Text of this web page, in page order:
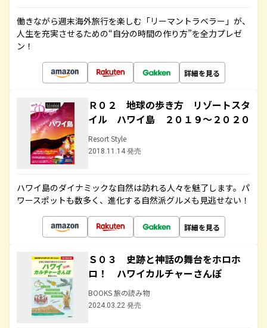
働きながら週末海外旅行を楽しむ「リーマントラベラー」が、
人生を充実させるための“自分の時間の作り方”を全力プレゼ
ン！
詳細を見る
Ｒ０２ 地球の歩き方 リゾートスタ
イル ハワイ島 ２０１９～２０２０
Resort Style
2018.11.14 発売
ハワイ島のダイナミックな自然は訪れる人々を魅了します。パ
ワースポットも数多く、進化する自然派グルメも見逃せない！
詳細を見る
Ｓ０３ 史跡と神話の舞台をホロホ
ロ！ ハワイカルチャーさんぽ
BOOKS 旅の読み物
2024.03.22 発売